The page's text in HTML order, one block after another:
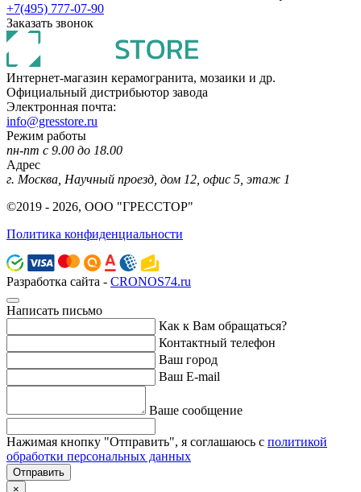
+7(495) 777-07-90
Заказать звонок
Интернет-магазин керамогранита, мозаики и др.
Официальный дистрибьютор завода
Электронная почта:
info@gresstore.ru
Режим работы
пн-пт с 9.00 до 18.00
Адрес
г. Москва, Научный проезд, дом 12, офис 5, этаж 1
©2019 - 2026, ООО "ГРЕССТОР"
Политика конфиденциальности
Разработка сайта - CRONOS74.ru
Написать письмо
Как к Вам обращаться?
Контактный телефон
Ваш город
Ваш E-mail
Ваше сообщение
Нажимая кнопку "Отправить", я соглашаюсь с политикой
обработки персональных данных
Отправить
×